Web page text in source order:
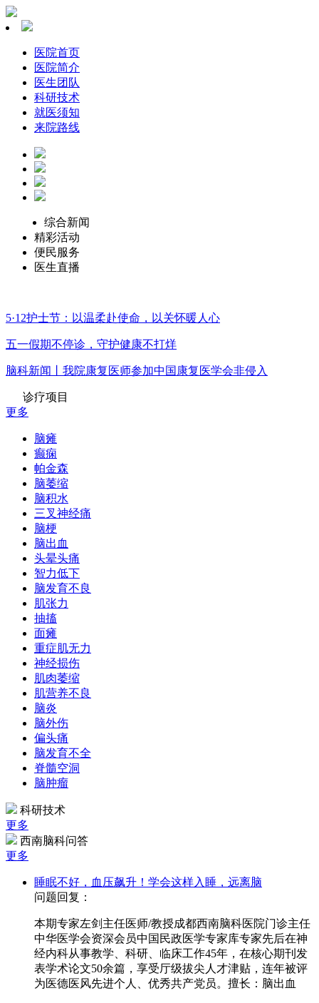
医院首页
医院简介
医生团队
科研技术
就医须知
来院路线
综合新闻
精彩活动
便民服务
医生直播
5·12护士节：以温柔赴使命，以关怀暖人心
五一假期不停诊，守护健康不打烊
脑科新闻丨我院康复医师参加中国康复医学会非侵入
诊疗项目
更多
脑瘫
癫痫
帕金森
脑萎缩
脑积水
三叉神经痛
脑梗
脑出血
头晕头痛
智力低下
脑发育不良
肌张力
抽搐
面瘫
重症肌无力
神经损伤
肌肉萎缩
肌营养不良
脑炎
脑外伤
偏头痛
脑发育不全
脊髓空洞
脑肿瘤
科研技术
更多
西南脑科问答
更多
睡眠不好，血压飙升！学会这样入睡，远离脑
问题回复：
本期专家左剑主任医师/教授成都西南脑科医院门诊主任
中华医学会资深会员中国民政医学专家库专家先后在神
经内科从事教学、科研、临床工作45年，在核心期刊发
表学术论文50余篇，享受厅级拔尖人才津贴，连年被评
为医德医风先进个人、优秀共产党员。擅长：脑出血